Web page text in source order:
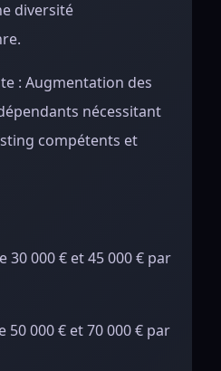
diversité
: Augmentation des
nécessitant
compétents et
30 000 € et 45 000 € par
000 € et 70 000 € par